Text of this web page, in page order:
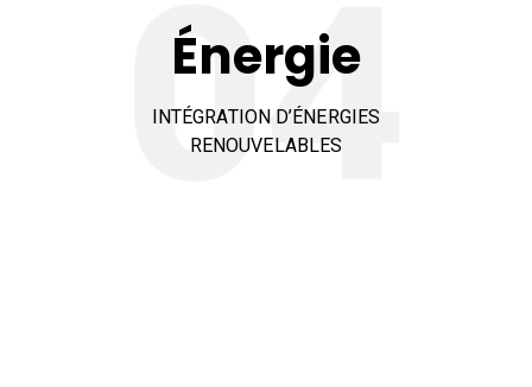
Énergie
INTÉGRATION D’ÉNERGIES
RENOUVELABLES